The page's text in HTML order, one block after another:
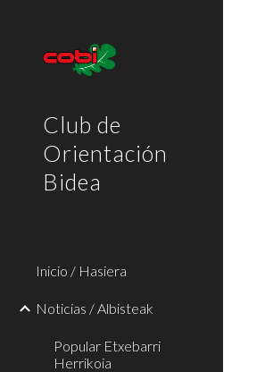
Club de
Orientación
Bidea
Inicio / Hasiera
Noticias / Albisteak
Popular Etxebarri
Herrikoia